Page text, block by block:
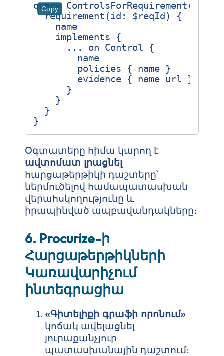
Copy
query ControlsForRequirement (
requirement (id : $reqId )
{
name
implements
{
...
on Control
{
name
policies
{ name
}
evidence
{ name url
}
}
}
}
}
Օգտատերը հիմա կարող է
ավտոմատ լրացնել
հարցաթերթիկի դաշտերը՝
ներմուծելով համապատասխան
վերահսկողությունը և
իրապինված ապբավանդակները։
6. Procurize-ի
Հարցաթերթիկների
Կառավարիչում
ինտեգրացիա
«Գիտելիքի գրաֆի որոնում»
կոճակ ավելացնել
յուրաքանչյուր
պատասխանային դաշտում։